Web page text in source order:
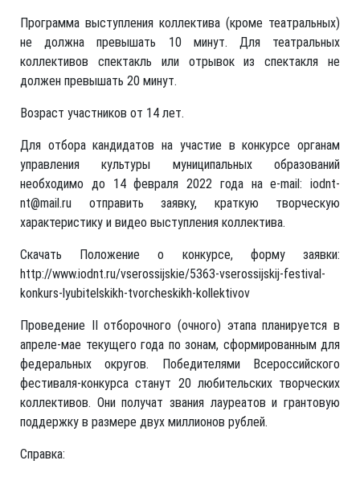
Программа выступления коллектива (кроме театральных)
не должна превышать 10 минут. Для театральных
коллективов спектакль или отрывок из спектакля не
должен превышать 20 минут.
Возраст участников от 14 лет.
Для отбора кандидатов на участие в конкурсе органам
управления культуры муниципальных образований
необходимо до 14 февраля 2022 года на e-mail: iodnt-
nt@mail.ru отправить заявку, краткую творческую
характеристику и видео выступления коллектива.
Скачать Положение о конкурсе, форму заявки:
http://www.iodnt.ru/vserossijskie/5363-vserossijskij-festival-
konkurs-lyubitelskikh-tvorcheskikh-kollektivov
Проведение II отборочного (очного) этапа планируется в
апреле-мае текущего года по зонам, сформированным для
федеральных округов. Победителями Всероссийского
фестиваля-конкурса станут 20 любительских творческих
коллективов. Они получат звания лауреатов и грантовую
поддержку в размере двух миллионов рублей.
Справка: